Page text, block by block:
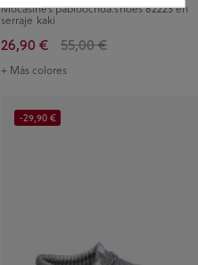
Mocasines pabloochoa.shoes 82223 en
serraje kaki
26,90 € 55,00 €
+ Más colores
-29,90 €